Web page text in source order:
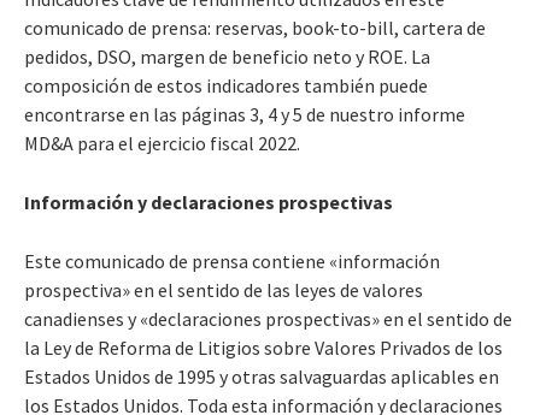
comunicado de prensa: reservas, book-to-bill, cartera de
pedidos, DSO, margen de beneficio neto y ROE. La
composición de estos indicadores también puede
encontrarse en las páginas 3, 4 y 5 de nuestro informe
MD&A para el ejercicio fiscal 2022.
Información y declaraciones prospectivas
Este comunicado de prensa contiene «información
prospectiva» en el sentido de las leyes de valores
canadienses y «declaraciones prospectivas» en el sentido de
la Ley de Reforma de Litigios sobre Valores Privados de los
Estados Unidos de 1995 y otras salvaguardas aplicables en
los Estados Unidos. Toda esta información y declaraciones